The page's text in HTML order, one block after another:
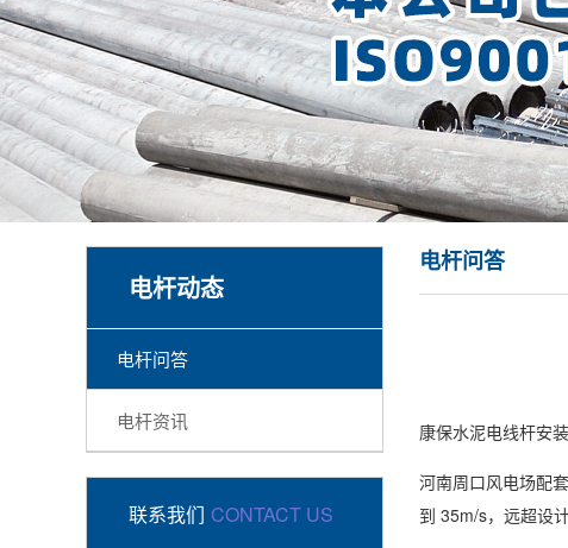
电杆动态
电杆问答
电杆资讯
联系我们 CONTACT US
电杆问答
康保水泥电线杆安
河南周口风电场配
到 35m/s，远超设